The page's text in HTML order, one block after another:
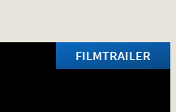
FILMTRAILER